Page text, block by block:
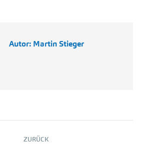
Autor: Martin Stieger
ZURÜCK